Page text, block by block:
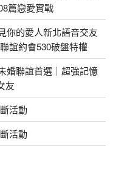
篇戀愛實戰
你的愛人新北語音交友
誼約會530破盤特權
婚聯誼首選｜超強記憶
友
活動
活動